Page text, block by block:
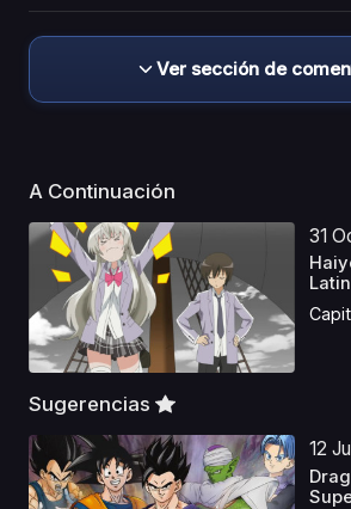
Ver sección de
A Continuación
31
Sugerencias
12